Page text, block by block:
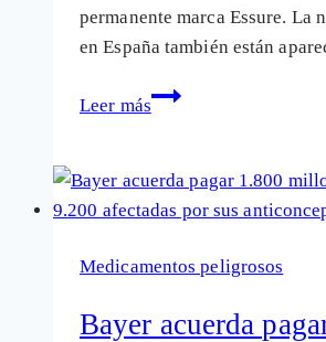
permanente marca Essure. La
en España también están
Leer más
Aparecen
afectadas
por
anticonceptivo
Medicamentos peligrosos
Bayer acuerda